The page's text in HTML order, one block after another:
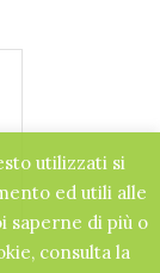
utilizzati si
ed utili alle
saperne di più o
consulta la